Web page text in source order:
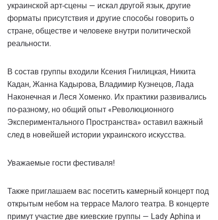
украинской арт-сцены — искал другой язык, другие
форматы присутствия и другие способы говорить о
стране, обществе и человеке внутри политической
реальности.
В состав группы входили Ксения Гнилицкая, Никита
Кадан, Жанна Кадырова, Владимир Кузнецов, Лада
Наконечная и Леся Хоменко. Их практики развивались
по-разному, но общий опыт «Революционного
Экспериментального Пространства» оставил важный
след в новейшей истории украинского искусства.
Уважаемые гости фестиваля!
Также приглашаем вас посетить камерный концерт под
открытым небом на террасе Малого театра. В концерте
примут участие две киевские группы — Lady Aphina и